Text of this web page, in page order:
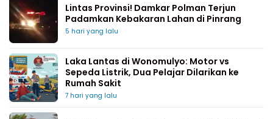
Lintas Provinsi! Damkar Polman Terjun
Padamkan Kebakaran Lahan di Pinrang
5 hari yang lalu
Laka Lantas di Wonomulyo: Motor vs
Sepeda Listrik, Dua Pelajar Dilarikan ke
Rumah Sakit
7 hari yang lalu